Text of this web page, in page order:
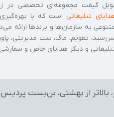
گیفت مجموعه‌ای تخصصی در
تبلیغاتیاست که با
به سازمان‌ها و برندها ارائه
تقویم، ماگ، ست مدیریتی،
و دیگر هدایای خاص و
بالاتر از بهشتی، بن‌بست پردیس،